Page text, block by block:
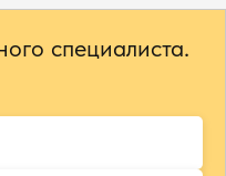
специалиста.